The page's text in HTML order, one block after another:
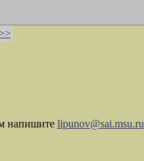
>>
напишите lipunov@sai.msu.ru